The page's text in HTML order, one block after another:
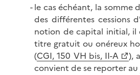
le cas échéant, la somme
des différentes cessions
notion de capital initial, il
titre gratuit ou onéreux
(CGI, 150 VH bis, II-A
),
convient de se reporter au